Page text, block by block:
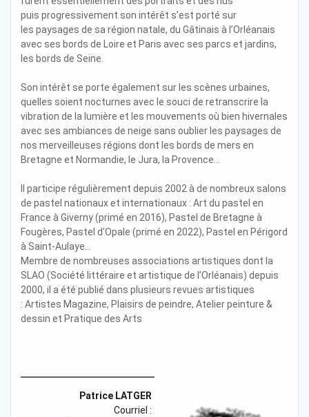
puis progressivement son intérêt s’est porté sur
les paysages de sa région natale, du Gâtinais à l’Orléanais
avec ses bords de Loire et Paris avec ses parcs et jardins,
les bords de Seine.
Son intérêt se porte également sur les scènes urbaines,
quelles soient nocturnes avec le souci de retranscrire la
vibration de la lumière et les mouvements où bien hivernales
avec ses ambiances de neige sans oublier les paysages de
nos merveilleuses régions dont les bords de mers en
Bretagne et Normandie, le Jura, la Provence…
Il participe régulièrement depuis 2002 à de nombreux salons
de pastel nationaux et internationaux : Art du pastel en
France à Giverny (primé en 2016), Pastel de Bretagne à
Fougères, Pastel d’Opale (primé en 2022), Pastel en Périgord
à Saint-Aulaye…
Membre de nombreuses associations artistiques dont la
SLAO (Société littéraire et artistique de l’Orléanais) depuis
2000, il a été publié dans plusieurs revues artistiques
: Artistes Magazine, Plaisirs de peindre, Atelier peinture &
dessin et Pratique des Arts
Patrice LATGER
Courriel :